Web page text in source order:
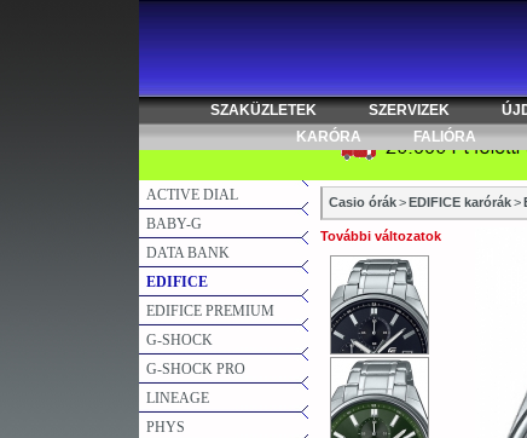
SZAKÜZLETEK SZERVIZEK
KARÓRA
FALIÓRA
ACTIVE DIAL
BABY-G
DATA BANK
EDIFICE
EDIFICE PREMIUM
G-SHOCK
G-SHOCK PRO
LINEAGE
PHYS
Casio órák > EDIFICE karórák >
További változatok